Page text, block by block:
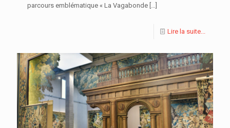
parcours emblématique « La Vagabonde […]
Lire la suite...